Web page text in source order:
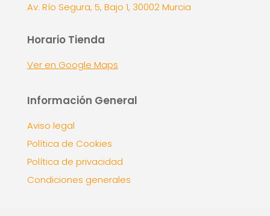
Av. Río Segura, 5, Bajo 1, 30002 Murcia
Horario Tienda
Ver en Google Maps
Información General
Aviso legal
Política de Cookies
Política de privacidad
Condiciones generales